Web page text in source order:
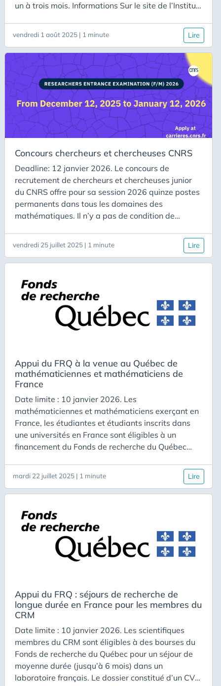
un à trois mois. Informations Sur le site de l’Institut
Fields Carleton University McMaster University
Queen’s University Toronto Metropolitan
University Université d’Ottawa University of
Toronto University of Waterloo Western University
Université d’York
vendredi 1 août 2025 | 1 minute Lire
Concours chercheurs et chercheuses CNRS
Deadline: 12 janvier 2026. Le concours de
recrutement de chercheurs et chercheuses junior
du CNRS offre pour sa session 2026 quinze postes
permanents dans tous les domaines des
mathématiques. Il n’y a pas de condition de
https://www.cnrs.fr/fr/actualite/lancement-de-la-
campagne-de-concours-externes-chercheurs-et-
chercheuses-2026 https://carrieres.cnrs.fr/wp-
chercheur-V7.pdf
vendredi 25 juillet 2025 | 1 minute Lire
Appui du FRQ à la venue au Québec de
mathématiciennes et mathématiciens de
France
Date limite : 10 janvier 2026. Les
mathématiciennes et mathématiciens exerçant en
France, les étudiantes et étudiants inscrits dans
une universités en France sont éligibles à un
financement du Fonds de recherche du Québec
scientifiques du CRM Le dossier constitué d’une
lettre d’intention avec une description de l’activité
; d’une proposition de budget ; d’une lettre de
l’adresse courriel d’un membre du CRM qui
pourrait servir de référence) ; d’un CV incluant une
liste des publications doit être transmis de sorte
que l’événement commence au moins 6 semaines
mardi 22 juillet 2025 | 1 minute Lire
Appui du FRQ : séjours de recherche de
longue durée en France pour les membres du
CRM
Date limite : 10 janvier 2026. Les scientifiques
membres du CRM sont éligibles à des bourses du
Fonds de recherche du Québec pour un séjour de
moyenne durée (jusqu’à 6 mois) dans un
laboratoire français. Le dossier constitué d’un CV